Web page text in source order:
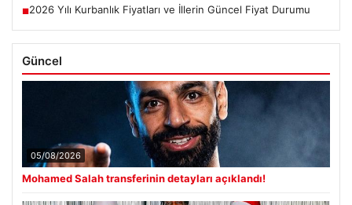
■2026 Yılı Kurbanlık Fiyatları ve İllerin Güncel Fiyat Durumu
Güncel
05/08/2026
Mohamed Salah transferinin detayları açıklandı!